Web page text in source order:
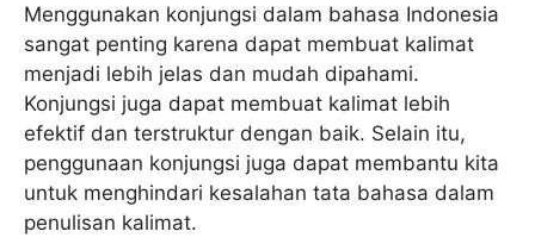
Menggunakan konjungsi dalam bahasa Indonesia
sangat penting karena dapat membuat kalimat
menjadi lebih jelas dan mudah dipahami.
Konjungsi juga dapat membuat kalimat lebih
efektif dan terstruktur dengan baik. Selain itu,
penggunaan konjungsi juga dapat membantu kita
untuk menghindari kesalahan tata bahasa dalam
penulisan kalimat.